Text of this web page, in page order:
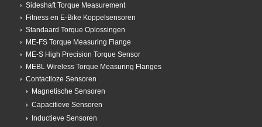
Sideshaft Torque Measurement
Fitness en E-Bike Koppelsensoren
Standaard Torque Oplossingen
ME-FS Torque Measuring Flange
ME-S High Precision Torque Sensor
MEBL Wireless Torque Measuring Flanges
Contactloze Sensoren
Magnetische Sensoren
Capacitieve Sensoren
Inductieve Sensoren